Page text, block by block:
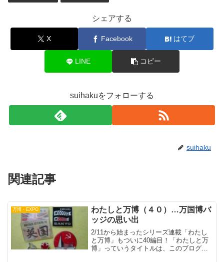
シェアする
X Facebook はてブ
LINE コピー
suihakuをフォローする
suihaku
関連記事
万博・EXPO
わたしと万博（４０）…万国博バ
ッジの思い出
2/11から始まったシリーズ連載「わたし
と万博」もついに40編目！「わたしと万
博」っていうタイトルは、このブログの